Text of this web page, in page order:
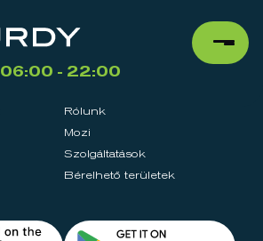
06:00 - 22:00
Rólunk
Mozi
Szolgáltatások
Bérelhető területek